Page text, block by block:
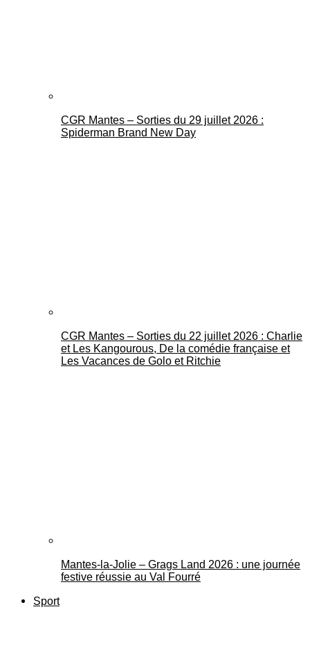
CGR Mantes – Sorties du 29 juillet 2026 :
Spiderman Brand New Day
CGR Mantes – Sorties du 22 juillet 2026 : Charlie
et Les Kangourous, De la comédie française et
Les Vacances de Golo et Ritchie
Mantes-la-Jolie – Grags Land 2026 : une journée
festive réussie au Val Fourré
Sport